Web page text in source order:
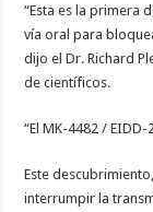
“Esta es la primera
vía oral para
dijo el Dr. Richard
de científicos.
“El MK-4482 /
Este
interrumpir la